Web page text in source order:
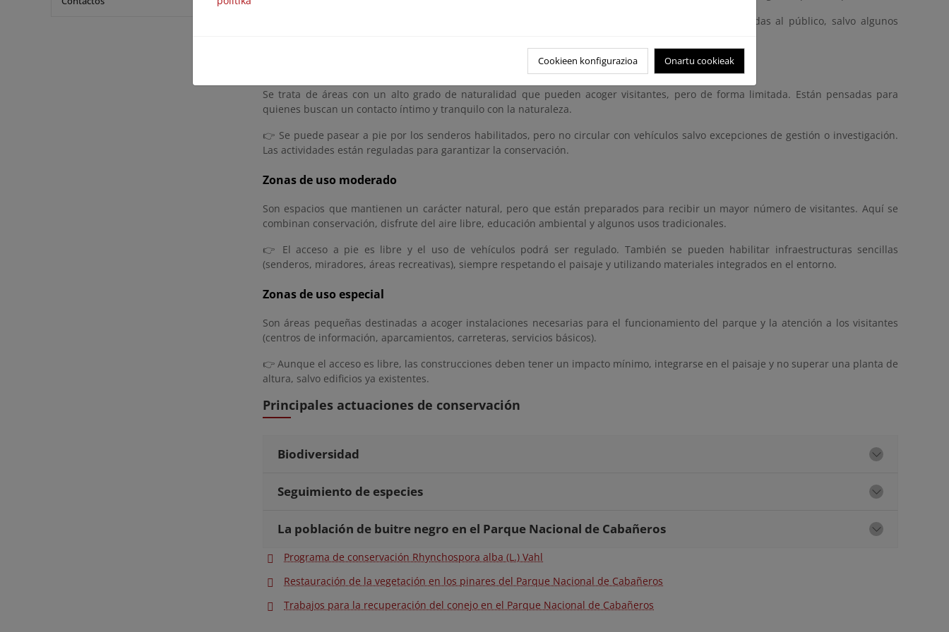
👉 Solo se permite el acceso para investigación o gestión, nunca para uso recreativo. Están cerradas al público, salvo algunos
Se trata de áreas con un alto grado de naturalidad que pueden acoger visitantes, pero de forma limitada. Están pensadas para
quienes buscan un contacto íntimo y tranquilo con la naturaleza.
👉 Se puede pasear a pie por los senderos habilitados, pero no circular con vehículos salvo excepciones de gestión o investigación.
Las actividades están reguladas para garantizar la conservación.
Zonas de uso moderado
Son espacios que mantienen un carácter natural, pero que están preparados para recibir un mayor número de visitantes. Aquí se
combinan conservación, disfrute del aire libre, educación ambiental y algunos usos tradicionales.
👉 El acceso a pie es libre y el uso de vehículos podrá ser regulado. También se pueden habilitar infraestructuras sencillas
(senderos, miradores, áreas recreativas), siempre respetando el paisaje y utilizando materiales integrados en el entorno.
Zonas de uso especial
Son áreas pequeñas destinadas a acoger instalaciones necesarias para el funcionamiento del parque y la atención a los visitantes
(centros de información, aparcamientos, carreteras, servicios básicos).
👉 Aunque el acceso es libre, las construcciones deben tener un impacto mínimo, integrarse en el paisaje y no superar una planta de
altura, salvo edificios ya existentes.
Principales actuaciones de conservación
Biodiversidad
Seguimiento de especies
La población de buitre negro en el Parque Nacional de Cabañeros
Programa de conservación Rhynchospora alba (L.) Vahl
Restauración de la vegetación en los pinares del Parque Nacional de Cabañeros
Trabajos para la recuperación del conejo en el Parque Nacional de Cabañeros
Cookieen konfigurazioa Onartu cookieak